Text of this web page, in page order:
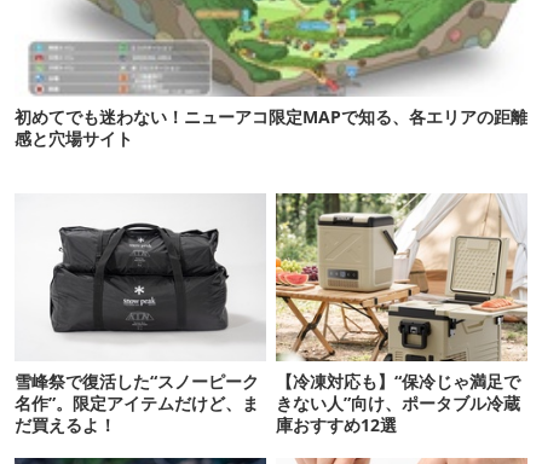
初めてでも迷わない！ニューアコ限定MAPで知る、各エリアの距離
感と穴場サイト
雪峰祭で復活した“スノーピーク
名作”。限定アイテムだけど、ま
だ買えるよ！
【冷凍対応も】“保冷じゃ満足で
きない人”向け、ポータブル冷蔵
庫おすすめ12選